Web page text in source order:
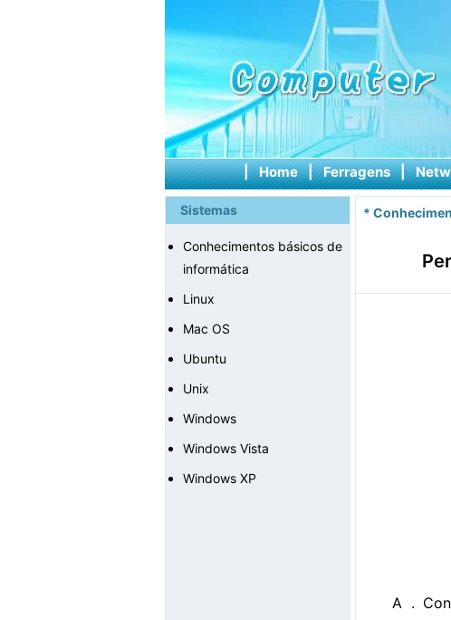
| Home | Ferragens |
Sistemas
Conhecimentos básicos de
informática
Linux
Mac OS
Ubuntu
Unix
Windows
Windows Vista
Windows XP
*
A .